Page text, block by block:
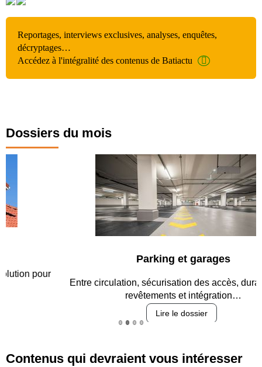
Reportages, interviews exclusives, analyses, enquêtes,
décryptages…
Accédez à l'intégralité des contenus de Batiactu
Dossiers du mois
Parking et garages
Entre circulation, sécurisation des accès, durabilité des
revêtements et intégration…